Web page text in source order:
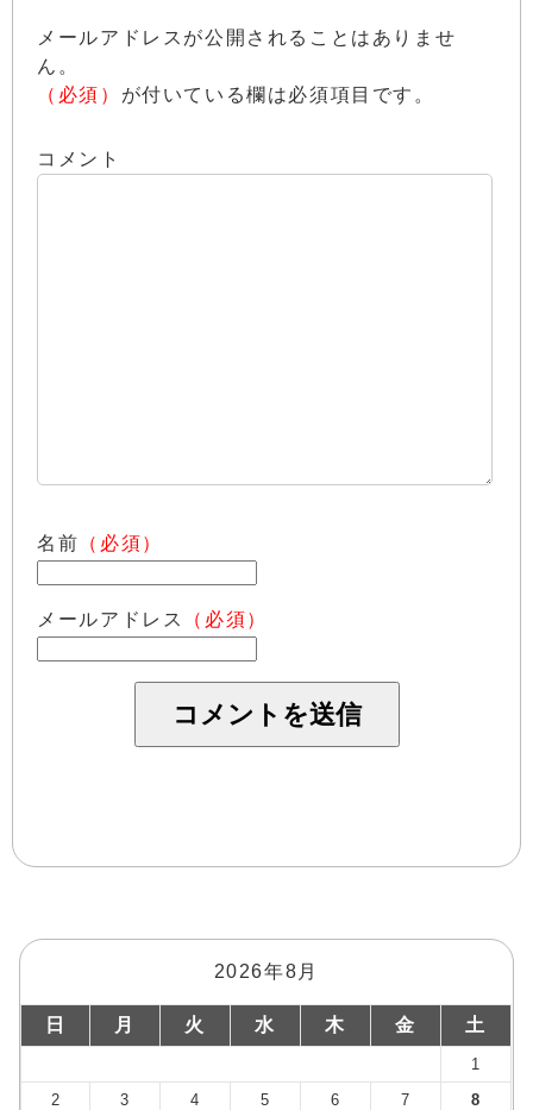
メールアドレスが公開されることはありませ
ん。
（必須） が付いている欄は必須項目です。
コメント
名前 （必須）
メールアドレス （必須）
2026年8月
日 月 火 水 木 金 土
1
2
3 4 5 6 7
8